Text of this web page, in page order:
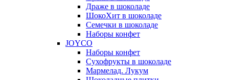
Драже в шоколаде
ШокоХит в шоколаде
Семечки в шоколаде
Наборы конфет
JOYCO
Наборы конфет
Сухофрукты в шоколаде
Мармелад. Лукум